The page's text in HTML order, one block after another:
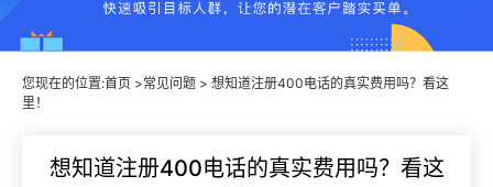
您现在的位置:首页 >常见问题 > 想知道注册400电话的真实费用吗？看这
里！
想知道注册400电话的真实费用吗？看这